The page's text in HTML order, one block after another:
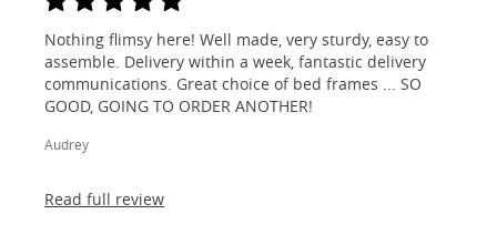
Nothing flimsy here! Well made, very sturdy, easy to
assemble. Delivery within a week, fantastic delivery
communications. Great choice of bed frames ... SO
GOOD, GOING TO ORDER ANOTHER!
Audrey
Read full review